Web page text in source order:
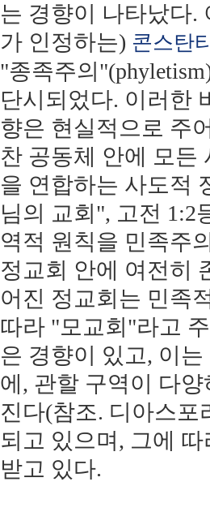
는 경향이 나타났다.
가 인정하는) 콘스탄
"종족주의
단시되었다. 이러한
향은 현실적으로 주
찬 공동체 안에 모든
을 연합하는 사도적
님의 교회", 고전 1:2
역적 원칙을 민족주
정교회 안에 여전히
어진 정교회는 민족
따라 "모교회"라고
은 경향이 있고, 이
에, 관할 구역이 다
진다(참조. 디아스포
되고 있으며, 그에
받고 있다.